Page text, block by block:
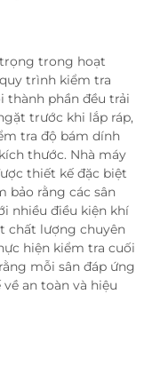
trong hoạt
trình kiểm tra
thành phần đều trải
trước khi lắp ráp,
tra độ bám dính
thước. Nhà máy
thiết kế đặc biệt
bảo rằng các sân
nhiều điều kiện khí
chất lượng chuyên
hiện kiểm tra cuối
mỗi sân đáp ứng
an toàn và hiệu